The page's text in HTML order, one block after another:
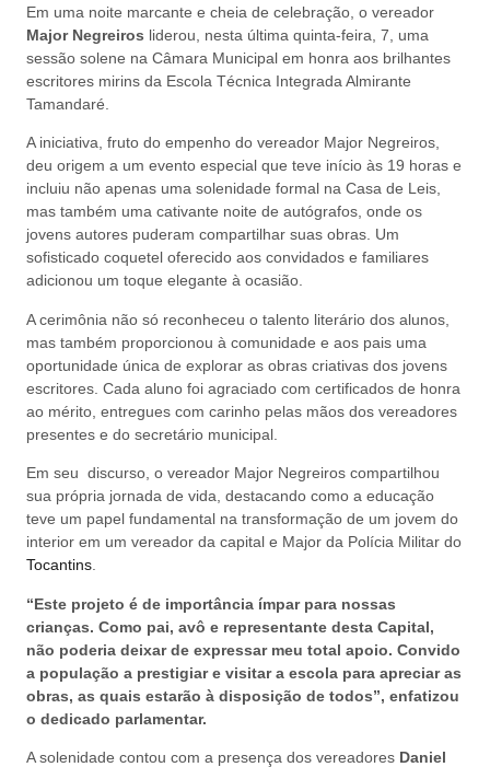
Em uma noite marcante e cheia de celebração, o vereador
Major Negreiros liderou, nesta última quinta-feira, 7, uma
sessão solene na Câmara Municipal em honra aos brilhantes
escritores mirins da Escola Técnica Integrada Almirante
Tamandaré.
A iniciativa, fruto do empenho do vereador Major Negreiros,
deu origem a um evento especial que teve início às 19 horas e
incluiu não apenas uma solenidade formal na Casa de Leis,
mas também uma cativante noite de autógrafos, onde os
jovens autores puderam compartilhar suas obras. Um
sofisticado coquetel oferecido aos convidados e familiares
adicionou um toque elegante à ocasião.
A cerimônia não só reconheceu o talento literário dos alunos,
mas também proporcionou à comunidade e aos pais uma
oportunidade única de explorar as obras criativas dos jovens
escritores. Cada aluno foi agraciado com certificados de honra
ao mérito, entregues com carinho pelas mãos dos vereadores
presentes e do secretário municipal.
Em seu discurso, o vereador Major Negreiros compartilhou
sua própria jornada de vida, destacando como a educação
teve um papel fundamental na transformação de um jovem do
interior em um vereador da capital e Major da Polícia Militar do
Tocantins
“Este projeto é de importância ímpar para nossas
crianças. Como pai, avô e representante desta Capital,
não poderia deixar de expressar meu total apoio. Convido
a população a prestigiar e visitar a escola para apreciar as
obras, as quais estarão à disposição de todos”, enfatizou
o dedicado parlamentar.
A solenidade contou com a presença dos vereadores Daniel